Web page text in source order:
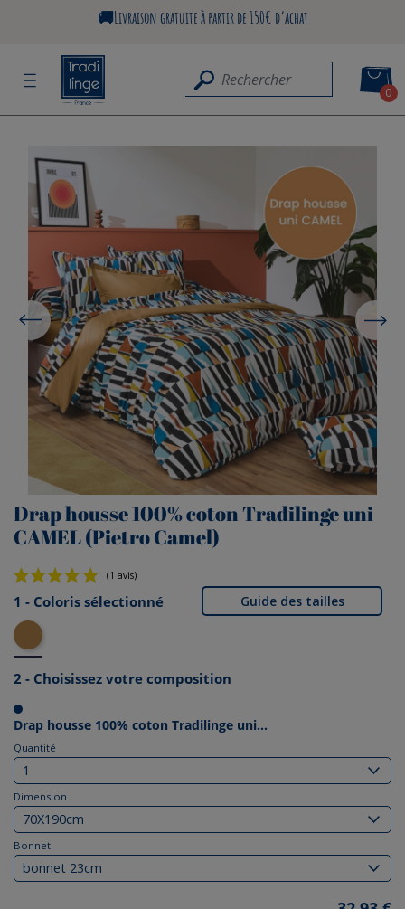
🚚Livraison gratuite à partir de 150€ d’achat
0
Drap housse 100% coton Tradilinge uni
CAMEL (Pietro Camel)
(1 avis)
Guide des tailles
1 - Coloris sélectionné
Camel
2 - Choisissez votre composition
Drap housse 100% coton Tradilinge uni...
Quantité
Dimension
Bonnet